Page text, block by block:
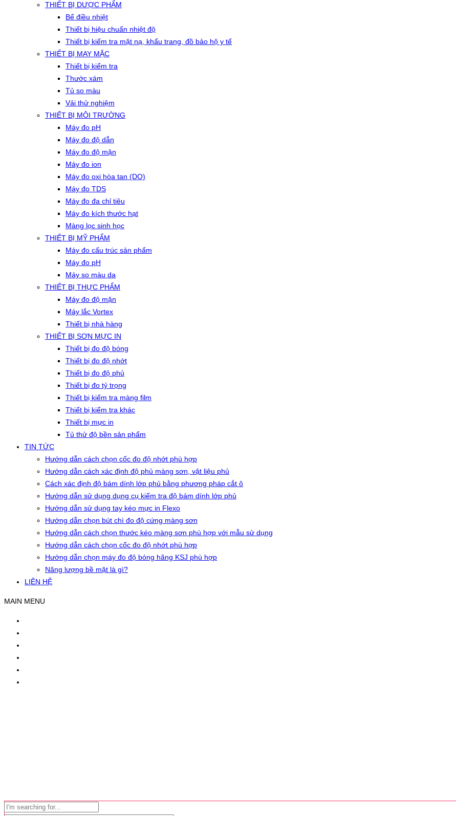
THIẾT BỊ DƯỢC PHẨM
Bể điều nhiệt
Thiết bị hiệu chuẩn nhiệt độ
Thiết bị kiểm tra mặt nạ, khẩu trang, đồ bảo hộ y tế
THIẾT BỊ MAY MẶC
Thiết bị kiểm tra
Thước xám
Tủ so màu
Vải thử nghiệm
THIẾT BỊ MÔI TRƯỜNG
Máy đo pH
Máy đo độ dẫn
Máy đo độ mặn
Máy đo ion
Máy đo oxi hòa tan (DO)
Máy đo TDS
Máy đo đa chỉ tiêu
Máy đo kích thước hạt
Màng lọc sinh học
THIẾT BỊ MỸ PHẨM
Máy đo cấu trúc sản phẩm
Máy đo pH
Máy so màu da
THIẾT BỊ THỰC PHẨM
Máy đo độ mặn
Máy lắc Vortex
Thiết bị nhà hàng
THIẾT BỊ SƠN MỰC IN
Thiết bị đo độ bóng
Thiết bị đo độ nhớt
Thiết bị đo độ phủ
Thiết bị đo tỷ trọng
Thiết bị kiểm tra màng film
Thiết bị kiểm tra khác
Thiết bị mực in
Tủ thử độ bền sản phẩm
TIN TỨC
Hướng dẫn cách chọn cốc đo độ nhớt phù hợp
Hướng dẫn cách xác định độ phủ màng sơn, vật liệu phủ
Cách xác định độ bám dính lớp phủ bằng phương pháp cắt ô
Hướng dẫn sử dụng dụng cụ kiểm tra độ bám dính lớp phủ
Hướng dẫn sử dụng tay kéo mực in Flexo
Hướng dẫn chọn bút chì đo độ cứng màng sơn
Hướng dẫn cách chọn thước kéo màng sơn phù hợp với mẫu sử dụng
Hướng dẫn cách chọn cốc đo độ nhớt phù hợp
Hướng dẫn chọn máy đo độ bóng hãng KSJ phù hợp
Năng lượng bề mặt là gì?
LIÊN HỆ
MAIN MENU